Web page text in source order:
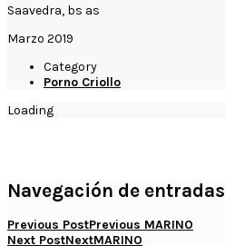
Saavedra, bs as
Marzo 2019
Category
Porno Criollo
Loading
Navegación de entradas
Previous PostPrevious MARINO
Next PostNextMARINO